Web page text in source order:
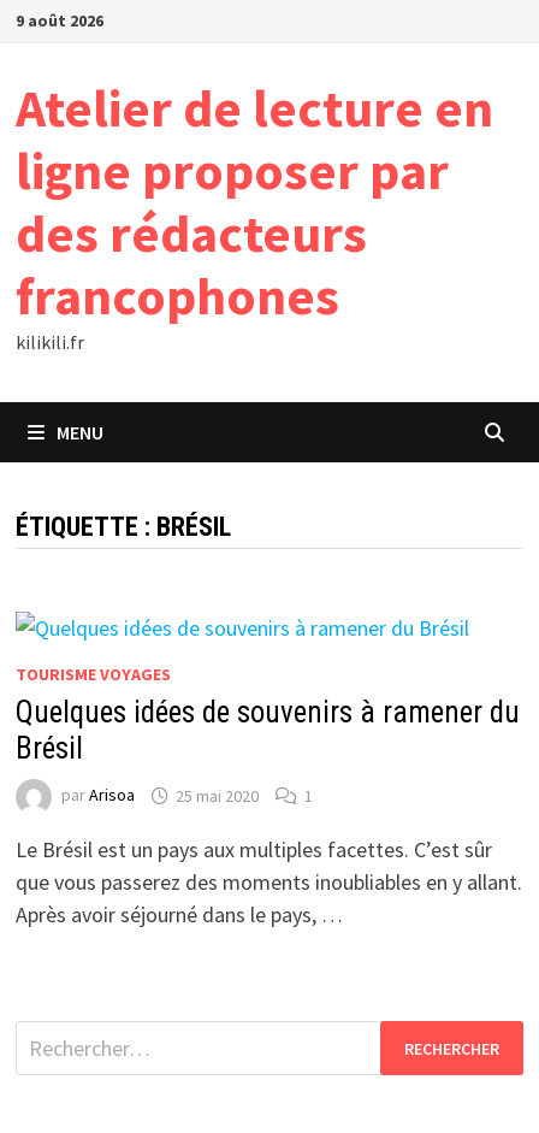
Passer
9 août 2026
Atelier de lecture en
ligne proposer par
des rédacteurs
francophones
kilikili.fr
MENU
ÉTIQUETTE : BRÉSIL
TOURISME VOYAGES
Quelques idées de souvenirs à ramener du
Brésil
parArisoa 25 mai 2020 1
Le Brésil est un pays aux multiples facettes. C’est sûr
que vous passerez des moments inoubliables en y allant.
Après avoir séjourné dans le pays, …
Rechercher :